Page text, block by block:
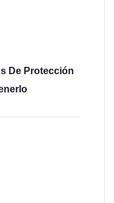
De Protección